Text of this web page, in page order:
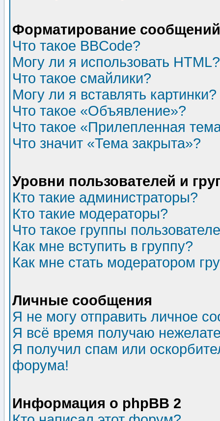
Форматирование
Что такое BBCode?
Могу ли я использовать HTML?
Что такое смайлики?
Могу ли я вставлять картинки?
Что такое «Объявление»?
Что такое «Прилепленная
Что значит «Тема закрыта»?
Уровни пользователей и
Кто такие администраторы?
Кто такие модераторы?
Что такое группы
Как мне вступить в группу?
Как мне стать модератором
Личные сообщения
Я не могу отправить личное
Я всё время получаю
Я получил спам или
форума!
Информация о phpBB 2